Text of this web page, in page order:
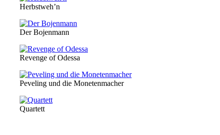
Herbstweh’n
Der Bojenmann
Revenge of Odessa
Peveling und die Monetenmacher
Quartett